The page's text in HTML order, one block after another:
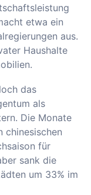
etwa ein
aus.
Haushalte
das
als
Die Monate
chinesischen
für
sank die
um 33% im